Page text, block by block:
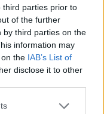
third parties prior to
of the further
by third parties on the
information may
the IAB’s List of
disclose it to other